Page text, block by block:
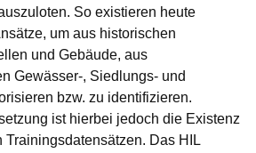
So existieren heute
um aus historischen
und Gebäude, aus
Gewässer-, Siedlungs- und
bzw. zu identifizieren.
ist hierbei jedoch die Existenz
Das HIL